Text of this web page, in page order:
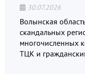
30.07.2026
Волынская
скандальных
многочисленных
ТЦК и